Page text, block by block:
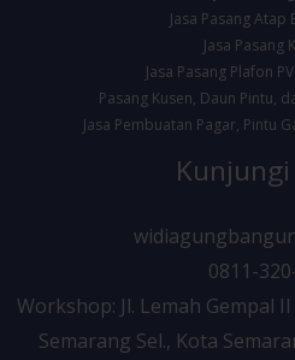
Jasa Pasang Atap
Jasa Pasang
Jasa Pasang Plafon
Pasang Kusen, Daun Pintu,
Jasa Pembuatan Pagar, Pintu
0811-
Workshop: Jl. Lemah Gempal
Semarang Sel., Kota